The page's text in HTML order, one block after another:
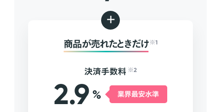
+
商品が売れたときだけ ※1
決済手数料 ※2
2.9 % 業界最安水準